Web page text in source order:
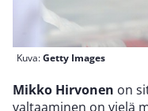
Kuva:Getty Images
Mikko Hirvonen on
valtaaminen on vielä